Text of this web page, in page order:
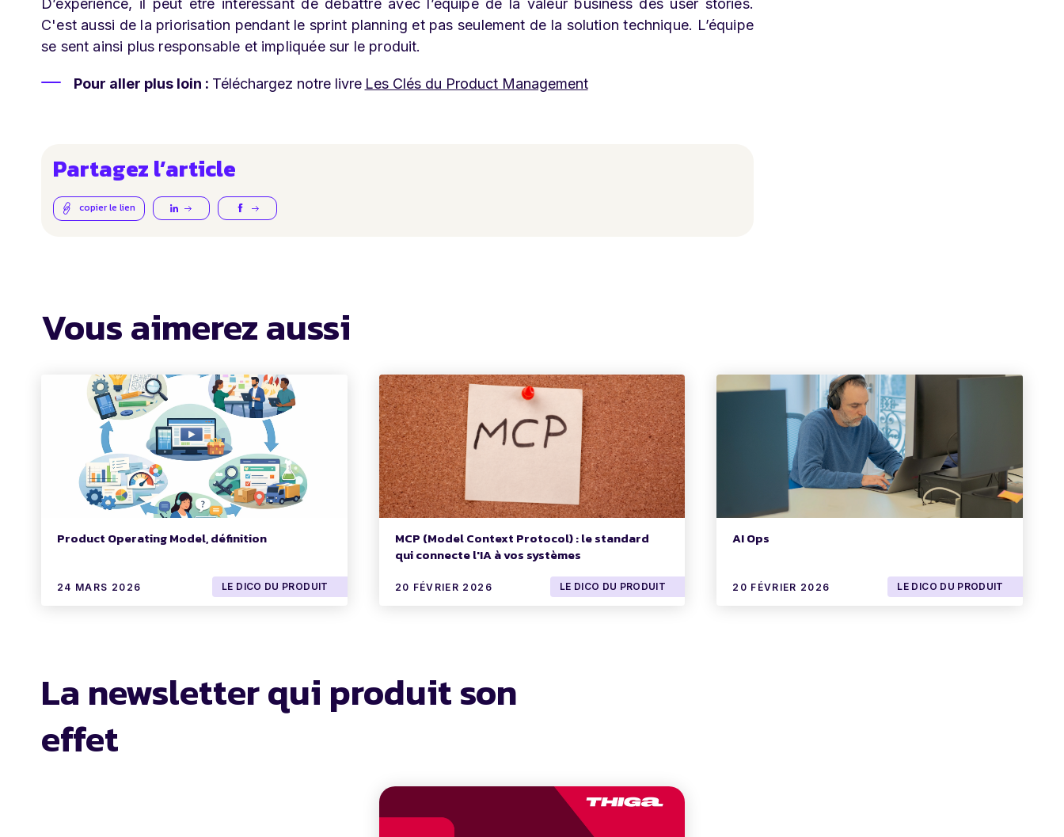
C'est aussi de la priorisation pendant le sprint planning et pas seulement de la solution technique. L’équipe
se sent ainsi plus responsable et impliquée sur le produit.
Pour aller plus loin : Téléchargez notre livre Les Clés du Product Management
Partagez l’article
copier le lien
Vous aimerez aussi
Product Operating Model, définition
24 MARS 2026 LE DICO DU PRODUIT
MCP (Model Context Protocol) : le standard
qui connecte l'IA à vos systèmes
20 FÉVRIER 2026 LE DICO DU PRODUIT
AI Ops
20 FÉVRIER 2026 LE DICO DU PRODUIT
La newsletter qui produit son
effet